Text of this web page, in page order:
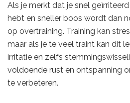
Als je merkt dat je snel
hebt en sneller boos wordt dan
op overtraining. Training kan
maar als je te veel traint kan dit
irritatie en zelfs
voldoende rust en ontspanning
te verbeteren.